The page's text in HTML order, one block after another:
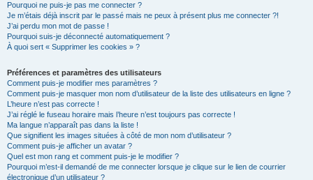
Pourquoi ne puis-je pas me connecter ?
Je m’étais déjà inscrit par le passé mais ne peux à présent plus me connecter ?!
J’ai perdu mon mot de passe !
Pourquoi suis-je déconnecté automatiquement ?
À quoi sert « Supprimer les cookies » ?
Préférences et paramètres des utilisateurs
Comment puis-je modifier mes paramètres ?
Comment puis-je masquer mon nom d’utilisateur de la liste des utilisateurs en ligne ?
L’heure n’est pas correcte !
J’ai réglé le fuseau horaire mais l’heure n’est toujours pas correcte !
Ma langue n’apparaît pas dans la liste !
Que signifient les images situées à côté de mon nom d’utilisateur ?
Comment puis-je afficher un avatar ?
Quel est mon rang et comment puis-je le modifier ?
Pourquoi m’est-il demandé de me connecter lorsque je clique sur le lien de courrier
électronique d’un utilisateur ?